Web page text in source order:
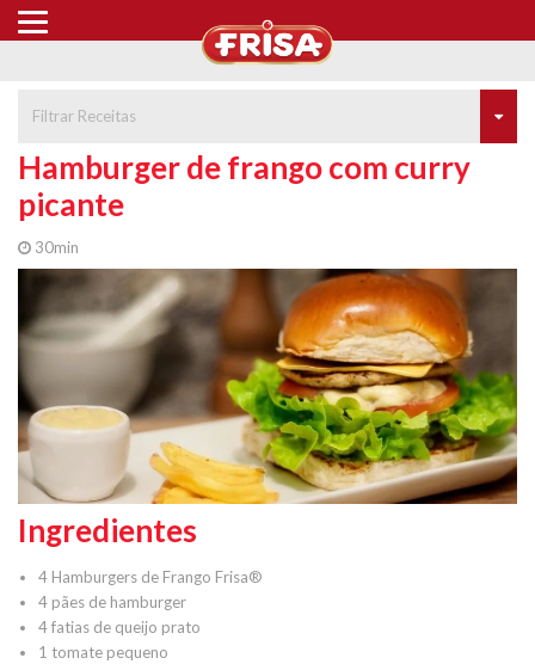
Filtrar Receitas
Hamburger de frango com curry
picante
30min
Ingredientes
4 Hamburgers de Frango Frisa®
4 pães de hamburger
4 fatias de queijo prato
1 tomate pequeno